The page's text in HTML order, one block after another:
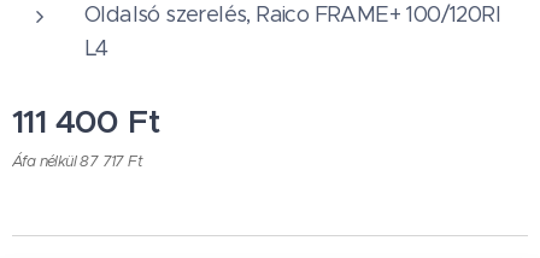
Oldalsó szerelés, Raico FRAME+ 100/120RI
L4
111 400 Ft
Áfa nélkül 87 717 Ft